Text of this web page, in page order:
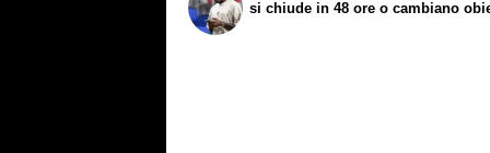
si chiude in 48 ore o cambiano